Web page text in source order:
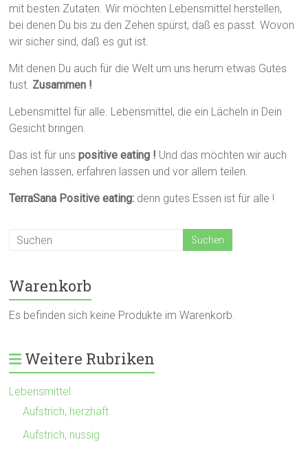
mit besten Zutaten. Wir möchten Lebensmittel herstellen,
bei denen Du bis zu den Zehen spürst, daß es passt. Wovon
wir sicher sind, daß es gut ist.
Mit denen Du auch für die Welt um uns herum etwas Gutes
tust. Zusammen !
Lebensmittel für alle. Lebensmittel, die ein Lächeln in Dein
Gesicht bringen.
Das ist für unspositive eating ! Und das möchten wir auch
sehen lassen, erfahren lassen und vor allem teilen.
TerraSana Positive eating: denn gutes Essen ist für alle !
Warenkorb
Es befinden sich keine Produkte im Warenkorb.
Weitere Rubriken
Lebensmittel
Aufstrich, herzhaft
Aufstrich, nussig